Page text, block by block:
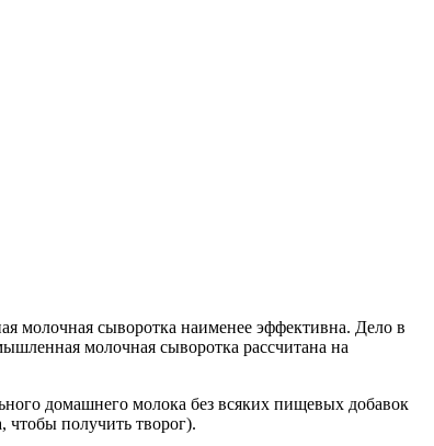
молочная сыворотка наименее эффективна. Дело в
молочная сыворотка рассчитана на
домашнего молока без всяких пищевых добавок
чтобы получить творог).